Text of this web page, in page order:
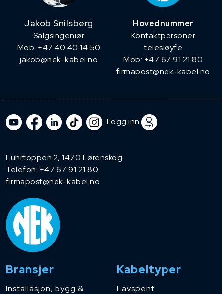
Jakob Snilsberg
​Salgsingeniør
Mob: +47 40 40 14 50
jakob@nek-kabel.no
Hovednummer
Kontaktpersoner
telesløyfe
Mob: +47 67 91 21 80
firmapost@nek-kabel.no
Logg inn
Luhrtoppen 2, 1470 Lørenskog
Telefon: +47 67 91 21 80
firmapost@nek-kabel.no
Bransjer
Installasjon, bygg &
Kabeltyper
Lavspent